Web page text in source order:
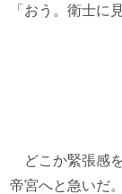
「おう。衛士に
どこか緊張感
帝宮へと急いだ。